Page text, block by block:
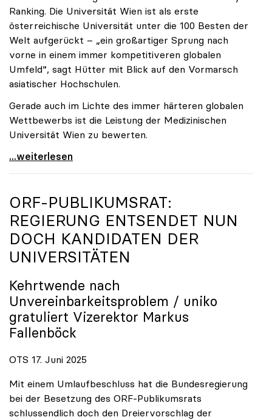
Ranking. Die Universität Wien ist als erste
österreichische Universität unter die 100 Besten der
Welt aufgerückt – „ein großartiger Sprung nach
vorne in einem immer kompetitiveren globalen
Umfeld“, sagt Hütter mit Blick auf den Vormarsch
asiatischer Hochschulen.
Gerade auch im Lichte des immer härteren globalen
Wettbewerbs ist die Leistung der Medizinischen
Universität Wien zu bewerten.
„Top-Rankingplätze heimischer Universitäten geben
...weiterlesen
ORF-PUBLIKUMSRAT:
REGIERUNG ENTSENDET NUN
DOCH KANDIDATEN DER
UNIVERSITÄTEN
Kehrtwende nach
Unvereinbarkeitsproblem / uniko
gratuliert Vizerektor Markus
Fallenböck
OTS 17. Juni 2025
Mit einem Umlaufbeschluss hat die Bundesregierung
bei der Besetzung des ORF-Publikumsrats
schlussendlich doch den Dreiervorschlag der